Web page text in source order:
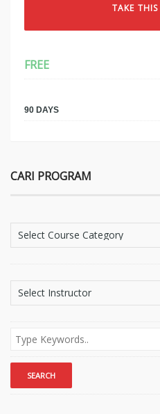
TAKE
FREE
90 DAYS
CARI PROGRAM